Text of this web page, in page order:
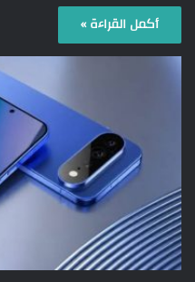
أكمل القراءة »